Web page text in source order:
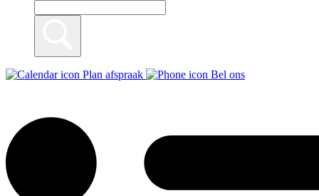
Plan afspraak Bel ons